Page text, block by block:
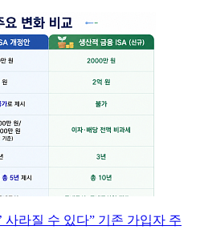
사라질 수 있다” 기존 가입자 주